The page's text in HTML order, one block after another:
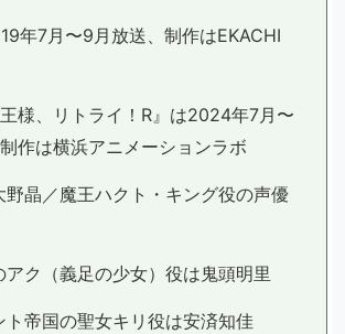
年7月〜9月放送、制作はEKACHI
様、リトライ！R』は2024年7月〜
作は横浜アニメーションラボ
野晶／魔王ハクト・キング役の声優
アク（義足の少女）役は鬼頭明里
ト帝国の聖女キリ役は安済知佳